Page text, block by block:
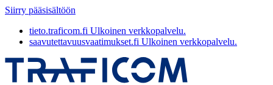
Siirry pääsisältöön
tieto.traficom.fi Ulkoinen verkkopalvelu.
saavutettavuusvaatimukset.fi Ulkoinen verkkopalvelu.